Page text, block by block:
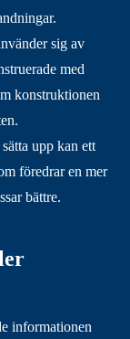
sig av
med
konstruktionen
upp kan ett
föredrar en mer
bättre.
informationen